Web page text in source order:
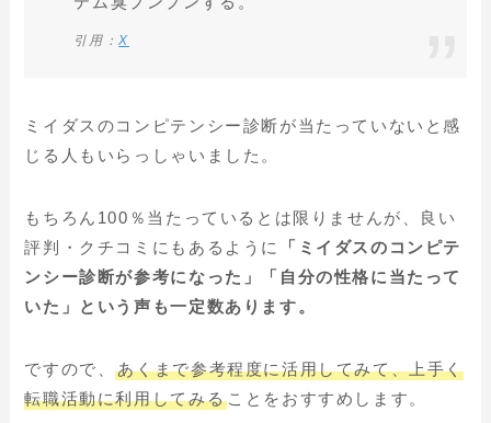
引用：X
ミイダスのコンピテンシー診断が当たっていないと感
じる人もいらっしゃいました。
もちろん100％当たっているとは限りませんが、良い
評判・クチコミにもあるように
「ミイダスのコンピテ
ンシー診断が参考になった」「自分の性格に当たって
いた」という声も一定数あります。
ですので、あくまで参考程度に活用してみて、上手く
転職活動に利用してみる ことをおすすめします。